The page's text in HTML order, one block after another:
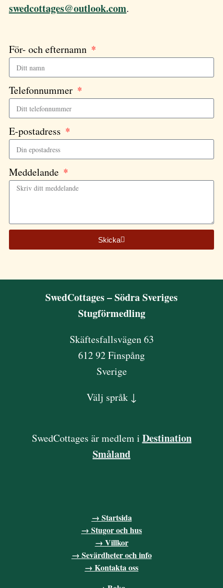
swedcottages@outlook.com.
För- och efternamn
Telefonnummer
E-postadress
Meddelande
Skicka
SwedCottages – Södra Sveriges
Stugförmedling
Skäftesfallsvägen 63
612 92 Finspång
Sverige
Välj språk ↓
SwedCottages är medlem i Destination
Småland
→ Startsida
→ Stugor och hus
→ Villkor
→ Sevärdheter och info
→ Kontakta oss